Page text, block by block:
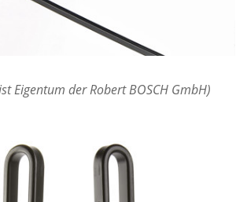
Eigentum der Robert BOSCH GmbH)